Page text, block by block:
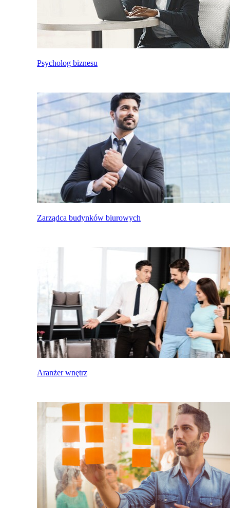
Psycholog biznesu
Zarządca budynków biurowych
Aranżer wnętrz